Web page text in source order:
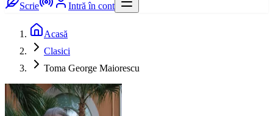
Scrie Intră în cont
Acasă
Clasici
Toma George Maiorescu